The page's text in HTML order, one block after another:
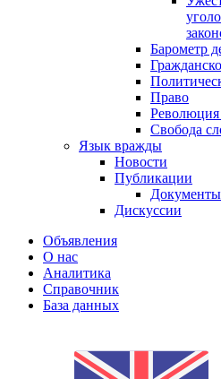
Барометр
Право
Свобода
Язык вражды
Новости
Публикации
Документы
Дискуссии
Объявления
О нас
Аналитика
Справочник
База данных